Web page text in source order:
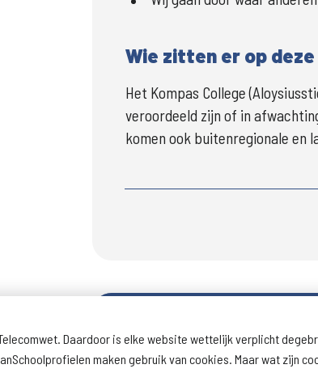
Daardoor is elke website wettelijk verplicht
maken gebruik van cookies. Maar wat zijn
Wie zitten er op
Het Kompas College
veroordeeld zijn of in
komen ook buitenregionale en
Download schoolprofiel